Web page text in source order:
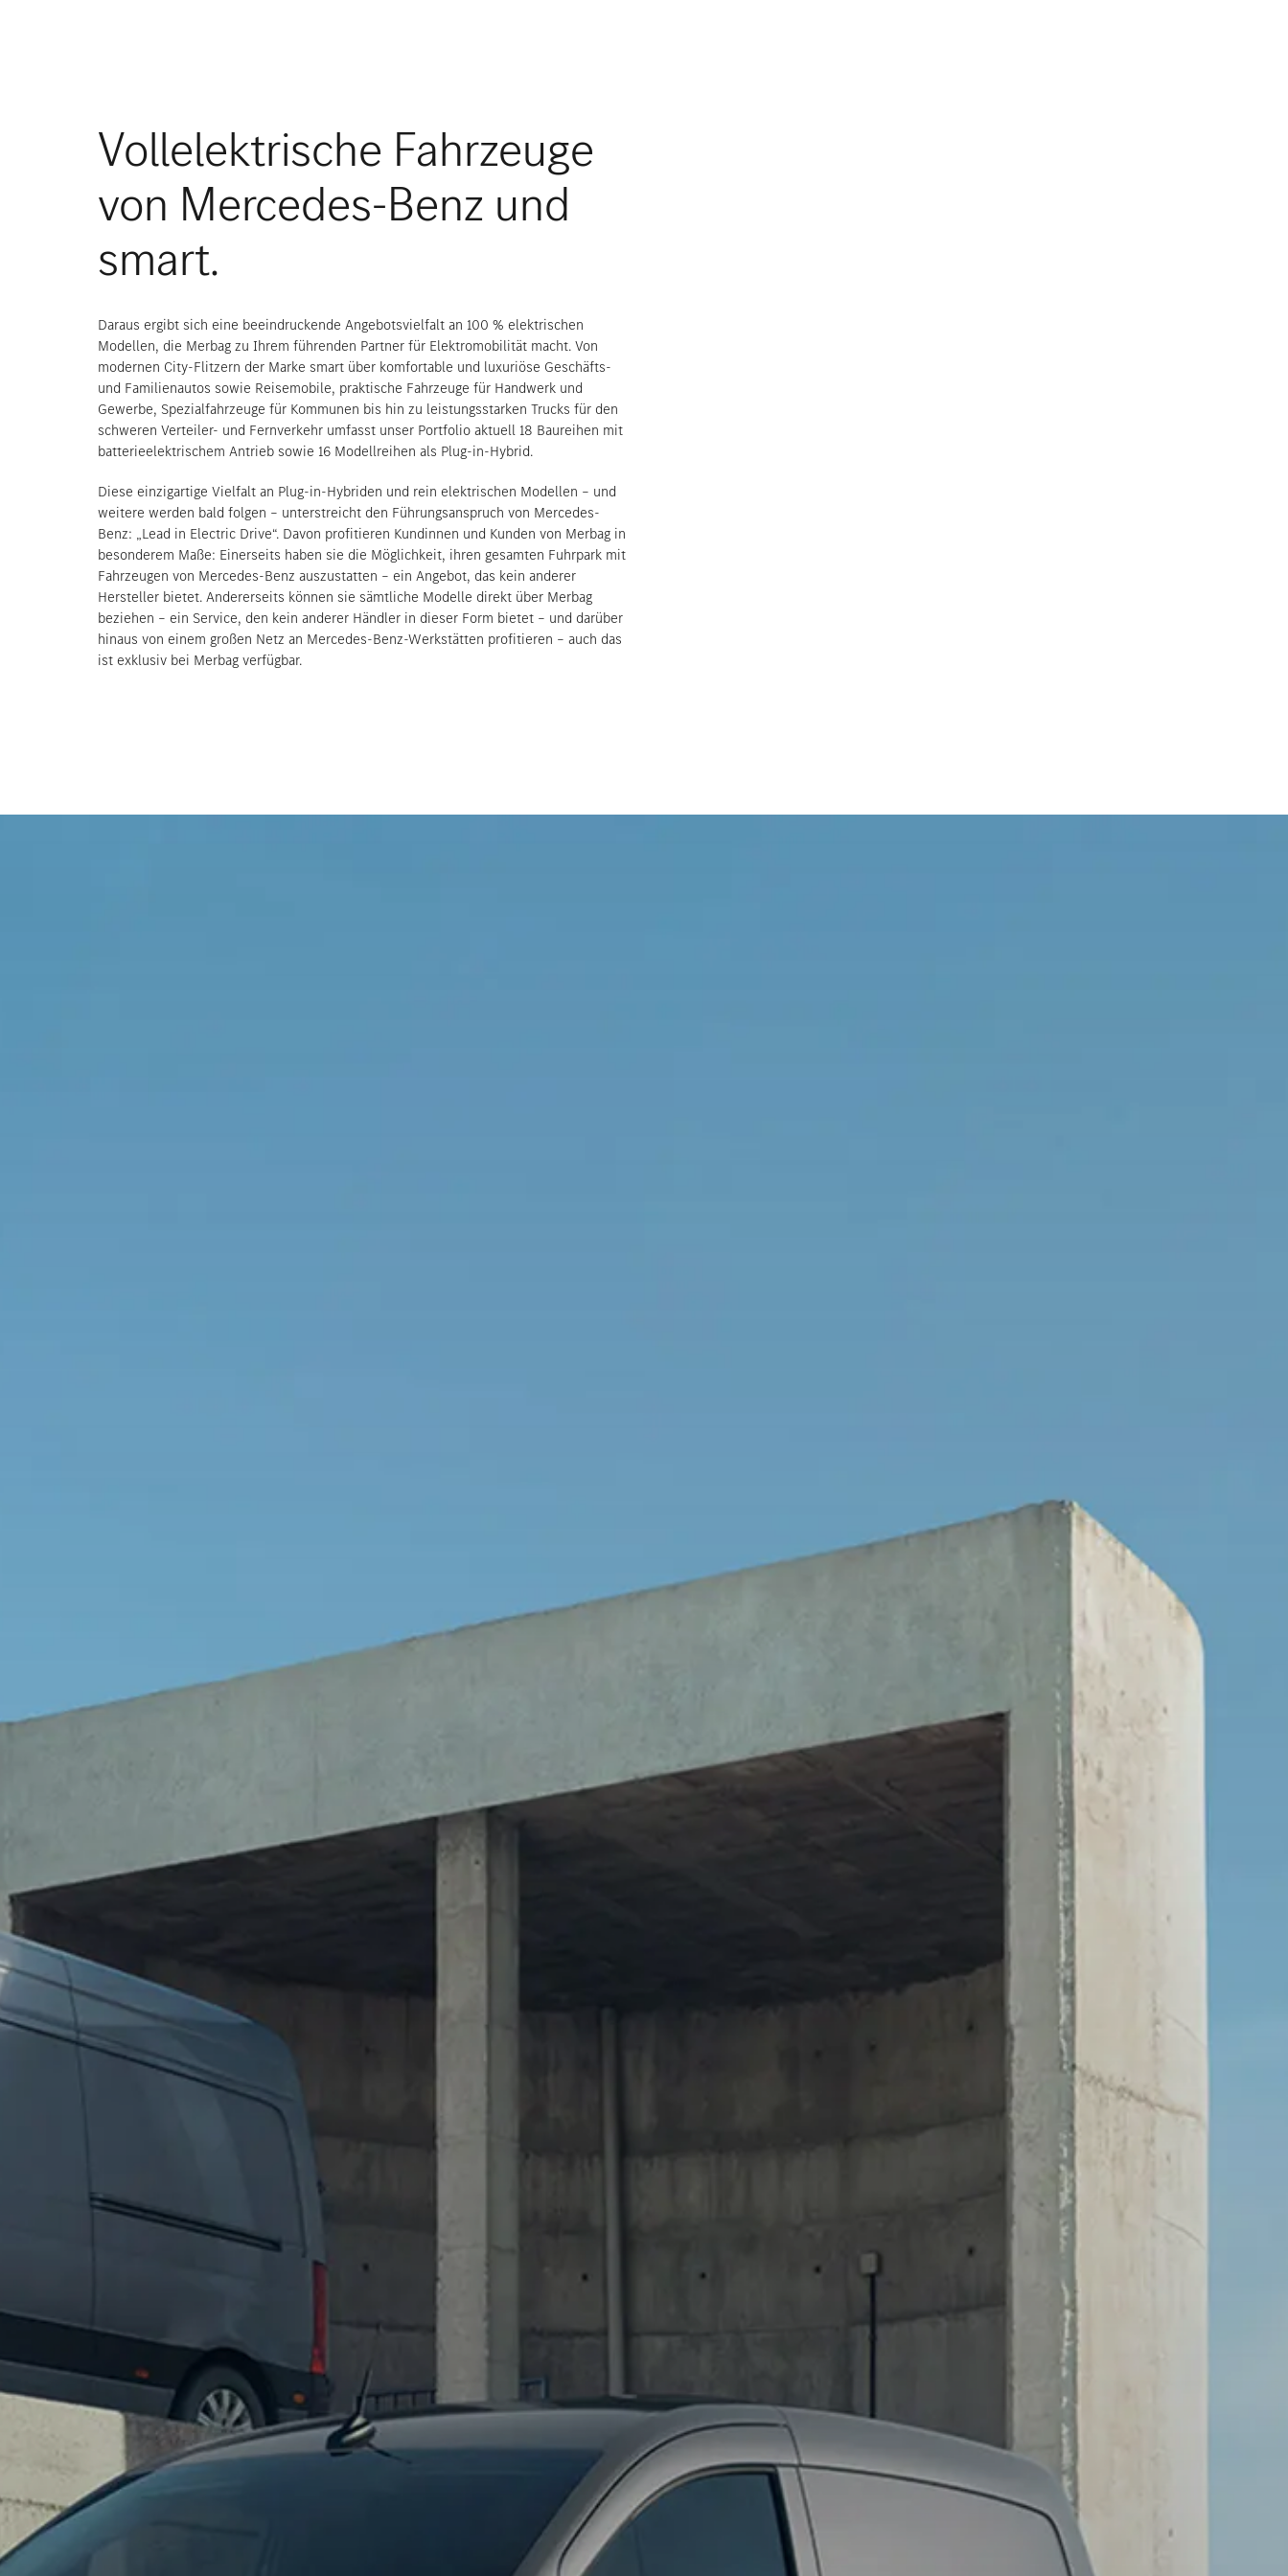
Vollelektrische Fahrzeuge
von Mercedes-Benz und
smart.
Daraus ergibt sich eine beeindruckende Angebotsvielfalt an 100 % elektrischen
Modellen, die Merbag zu Ihrem führenden Partner für Elektromobilität macht. Von
modernen City-Flitzern der Marke smart über komfortable und luxuriöse Geschäfts-
und Familienautos sowie Reisemobile, praktische Fahrzeuge für Handwerk und
Gewerbe, Spezialfahrzeuge für Kommunen bis hin zu leistungsstarken Trucks für den
schweren Verteiler- und Fernverkehr umfasst unser Portfolio aktuell 18 Baureihen mit
batterieelektrischem Antrieb sowie 16 Modellreihen als Plug-in-Hybrid.
Diese einzigartige Vielfalt an Plug-in-Hybriden und rein elektrischen Modellen – und
weitere werden bald folgen – unterstreicht den Führungsanspruch von Mercedes-
Benz: „Lead in Electric Drive“. Davon profitieren Kundinnen und Kunden von Merbag in
besonderem Maße: Einerseits haben sie die Möglichkeit, ihren gesamten Fuhrpark mit
Fahrzeugen von Mercedes-Benz auszustatten – ein Angebot, das kein anderer
Hersteller bietet. Andererseits können sie sämtliche Modelle direkt über Merbag
beziehen – ein Service, den kein anderer Händler in dieser Form bietet – und darüber
hinaus von einem großen Netz an Mercedes-Benz-Werkstätten profitieren – auch das
ist exklusiv bei Merbag verfügbar.